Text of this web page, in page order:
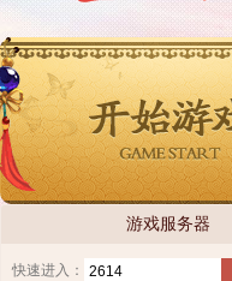
游戏服务器
快速进入：